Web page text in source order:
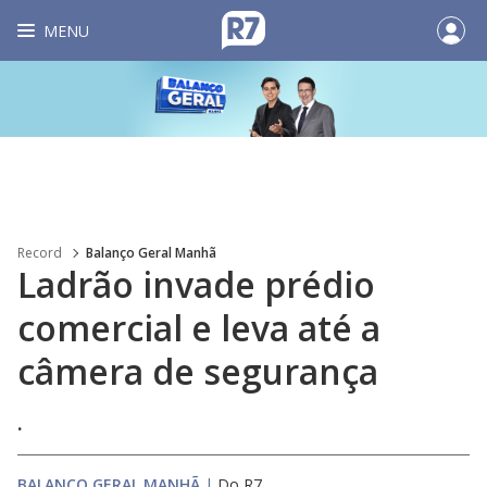
MENU
Record Balanço Geral Manhã
Ladrão invade prédio
comercial e leva até a
câmera de segurança
.